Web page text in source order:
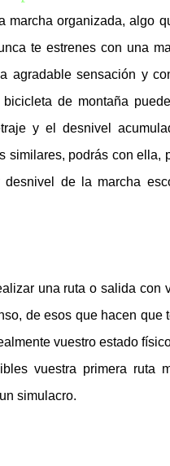
marcha organizada, algo
te estrenes con una
agradable sensación y
de montaña
y el desnivel
similares, podrás con ella,
de la marcha
una ruta o salida con
de esos que hacen
vuestro estado
vuestra primera ruta
simulacro.